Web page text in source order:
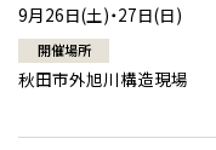
9月26日(土)・27日(日)
開催場所
秋田市外旭川構造現場